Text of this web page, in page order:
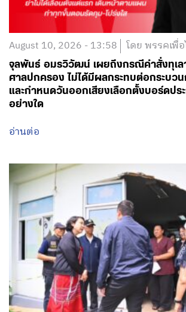
August 10, 2026 - 13:58 โดย พรรคเพื่
จุลพันธ์ อมรวิวัฒน์ เผยถึงกรณีคำสั่งทุเล
ศาลปกครอง ไม่ได้มีผลกระทบต่อกระบวน
และกำหนดวันออกเสียงเลือกตั้งบอร์ดปร
อย่างใด
อ่านต่อ